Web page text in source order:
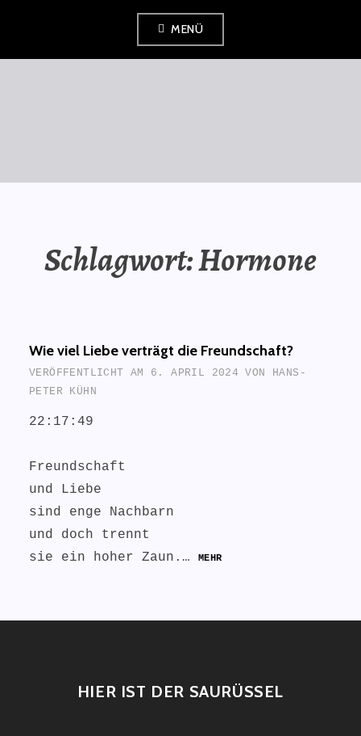
springen
MENÜ
Schlagwort:Hormone
Wie viel Liebe verträgt die Freundschaft?
VERÖFFENTLICHT AM 6. APRIL 2024 VON HANS-
PETER KÜHN
22:17:49
Freundschaft
und Liebe
sind enge Nachbarn
und doch trennt
sie ein hoher Zaun.…
MEHR
HIER IST DER SAURÜSSEL